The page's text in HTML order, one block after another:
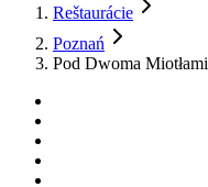
Reštaurácie
Poznań
Pod Dwoma Miotłami